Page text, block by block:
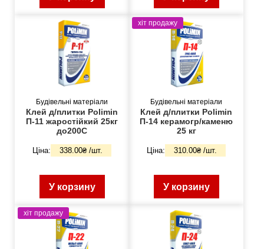
Будівельні матеріали
Клей д/плитки Polimin
П-11 жаростійкий 25кг
до200С
Ціна: 338.00₴ /шт.
У корзину
хіт продажу
Будівельні матеріали
Клей д/плитки Polimin
П-14 керамогр/каменю
25 кг
Ціна: 310.00₴ /шт.
У корзину
хіт продажу